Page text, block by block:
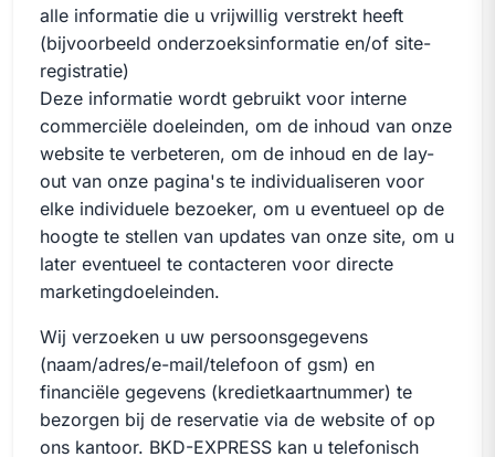
alle informatie die u vrijwillig verstrekt heeft
(bijvoorbeeld onderzoeksinformatie en/of site-
registratie)
Deze informatie wordt gebruikt voor interne
commerciële doeleinden, om de inhoud van onze
website te verbeteren, om de inhoud en de lay-
out van onze pagina's te individualiseren voor
elke individuele bezoeker, om u eventueel op de
hoogte te stellen van updates van onze site, om u
later eventueel te contacteren voor directe
marketingdoeleinden.
Wij verzoeken u uw persoonsgegevens
(naam/adres/e-mail/telefoon of gsm) en
financiële gegevens (kredietkaartnummer) te
bezorgen bij de reservatie via de website of op
ons kantoor. BKD-EXPRESS kan u telefonisch